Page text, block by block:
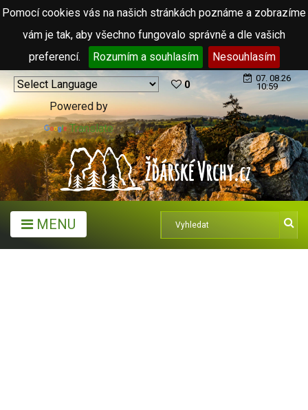
Pomocí cookies vás na našich stránkách poznáme a zobrazíme
vám je tak, aby všechno fungovalo správně a dle vašich
preferencí.
Rozumím a souhlasím Nesouhlasím
Powered by
Translate
0
07. 08.26
10:59
MENU